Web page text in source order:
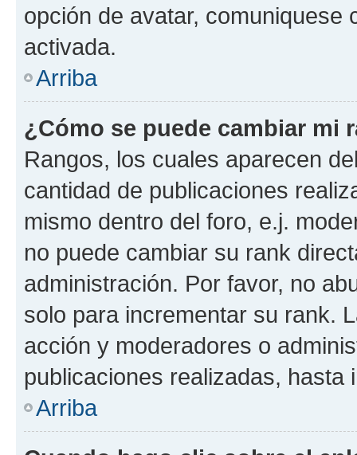
opción de avatar, comuniquese
activada.
Arriba
¿Cómo se puede cambiar mi
Rangos, los cuales aparecen
cantidad de publicaciones
mismo dentro del foro, e.j.
no puede cambiar su rank
administración. Por favor, no
solo para incrementar su rank.
acción y moderadores o
publicaciones realizadas, hasta
Arriba